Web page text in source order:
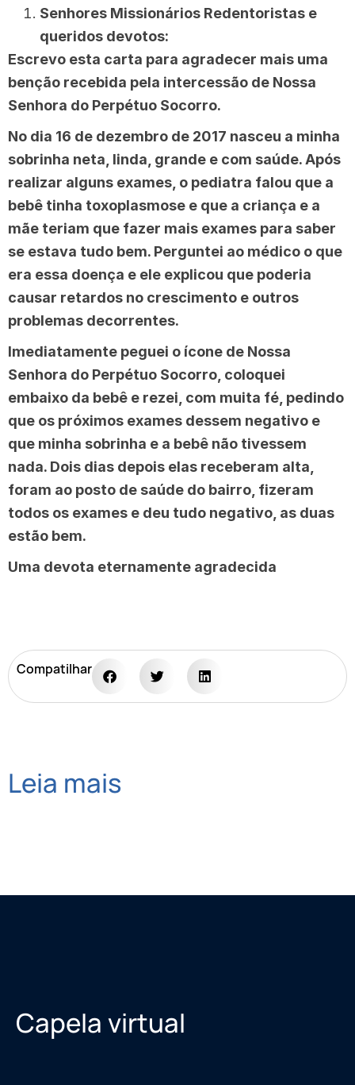
Senhores Missionários Redentoristas e
queridos devotos:
Escrevo esta carta para agradecer mais uma
benção recebida pela intercessão de Nossa
Senhora do Perpétuo Socorro.
No dia 16 de dezembro de 2017 nasceu a minha
sobrinha neta, linda, grande e com saúde. Após
realizar alguns exames, o pediatra falou que a
bebê tinha toxoplasmose e que a criança e a
mãe teriam que fazer mais exames para saber
se estava tudo bem. Perguntei ao médico o que
era essa doença e ele explicou que poderia
causar retardos no crescimento e outros
problemas decorrentes.
Imediatamente peguei o ícone de Nossa
Senhora do Perpétuo Socorro, coloquei
embaixo da bebê e rezei, com muita fé, pedindo
que os próximos exames dessem negativo e
que minha sobrinha e a bebê não tivessem
nada. Dois dias depois elas receberam alta,
foram ao posto de saúde do bairro, fizeram
todos os exames e deu tudo negativo, as duas
estão bem.
Uma devota eternamente agradecida
Compatilhar
Leia mais
Capela virtual